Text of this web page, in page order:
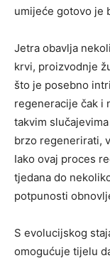
umijeće gotovo je
Jetra obavlja
krvi, proizvodnje
što je posebno
regeneracije čak i
takvim
brzo regenerirati,
Iako ovaj proces
tjedana do
potpunosti
S evolucijskog
omogućuje tijelu